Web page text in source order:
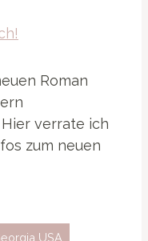
Roman
Hier verrate ich
zum neuen
USA